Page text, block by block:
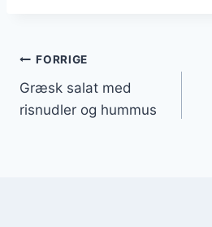
Indlægsnavigation
FORRIGE
Græsk salat med
risnudler og hummus